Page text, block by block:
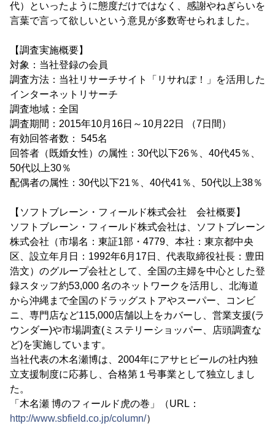
代）といったように態度だけではなく、感謝やねぎらいを
言葉で言って欲しいという意見が多数寄せられました。
【調査実施概要】
対象：当社登録の会員
調査方法：当社リサーチサイト「リサれぽ！」を活用した
インターネットリサーチ
調査地域：全国
調査期間：2015年10月16日～10月22日 （7日間）
有効回答者数： 545名
回答者（既婚女性）の属性：30代以下26％、40代45％、
50代以上30％
配偶者の属性：30代以下21％、40代41％、50代以上38％
【ソフトブレーン・フィールド株式会社 会社概要】
ソフトブレーン・フィールド株式会社は、ソフトブレーン
株式会社（市場名：東証1部・4779、本社：東京都中央
区、設立年月日：1992年6月17日、代表取締役社長：豊田
浩文）のグループ会社として、全国の主婦を中心とした登
録スタッフ約53,000 名のネットワークを活用し、北海道
から沖縄まで全国のドラッグストアやスーパー、コンビ
ニ、専門店など115,000店舗以上をカバーし、営業支援(ラ
ウンダー)や市場調査(ミステリーショッパー、店頭調査な
ど)を実施しています。
当社代表の木名瀬博は、2004年にアサヒビールの社内独
立支援制度に応募し、合格第１号事業として独立しまし
た。
「木名瀬 博のフィールド虎の巻」（URL：
http://www.sbfield.co.jp/column/）